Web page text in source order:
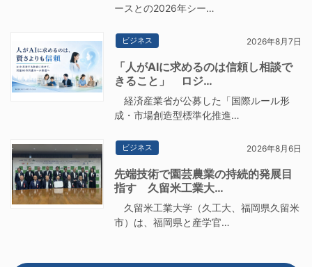
ースとの2026年シー…
ビジネス 2026年8月7日
「人がAIに求めるのは信頼し相談で
きること」 ロジ…
経済産業省が公募した「国際ルール形
成・市場創造型標準化推進…
ビジネス 2026年8月6日
先端技術で園芸農業の持続的発展目
指す 久留米工業大…
久留米工業大学（久工大、福岡県久留米
市）は、福岡県と産学官…